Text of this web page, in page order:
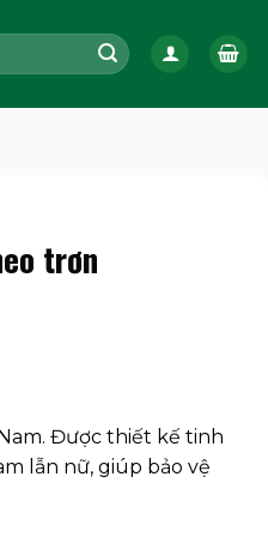
trơn
Được thiết kế tinh
lẫn nữ, giúp bảo vệ